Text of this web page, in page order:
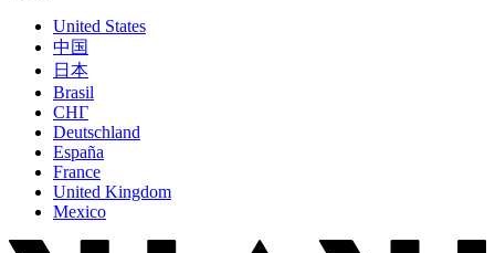
United States
中国
日本
Brasil
СНГ
Deutschland
España
France
United Kingdom
Mexico